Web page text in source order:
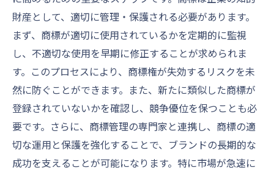
財産として、適切に管理・保護される必要があります。
まず、商標が適切に使用されているかを定期的に監視
し、不適切な使用を早期に修正することが求められま
す。このプロセスにより、商標権が失効するリスクを未
然に防ぐことができます。また、新たに類似した商標が
登録されていないかを確認し、競争優位を保つことも必
要です。さらに、商標管理の専門家と連携し、商標の適
切な運用と保護を強化することで、ブランドの長期的な
成功を支えることが可能になります。特に市場が急速に